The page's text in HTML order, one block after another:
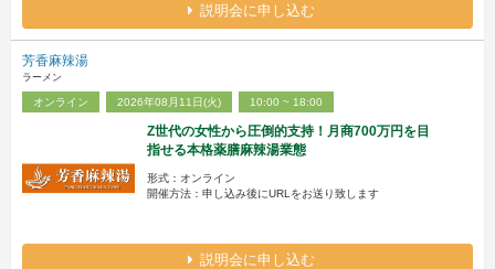
説明会に申し込む
芳香麻辣湯
ラーメン
オンライン 2026年08月11日(火) 10:00 ~ 18:00
Z世代の女性から圧倒的支持！月商700万円を目
指せる本格薬膳麻辣湯業態
形式：オンライン
開催方法：申し込み後にURLをお送り致します
説明会に申し込む